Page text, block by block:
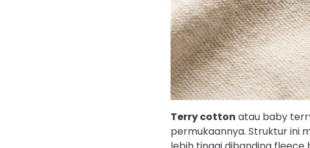
Terry cotton atau baby
permukaannya. Struktur ini